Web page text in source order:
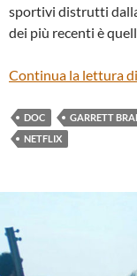
sportivi distrutti
dei più recenti è
Continua la lettura di
DOC GARRETT
NETFLIX